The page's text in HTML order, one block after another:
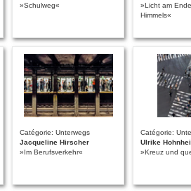
»Schulweg«
»Licht am
Himmels«
Catégorie: Unterwegs
Jacqueline Hirscher
»Im Berufsverkehr«
Catégorie:
Ulrike
»Kreuz und